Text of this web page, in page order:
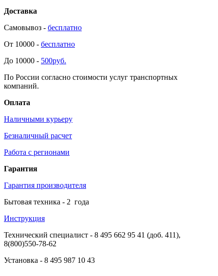
Доставка
Самовывоз - бесплатно
От 10000 - бесплатно
До 10000 - 500руб.
По России согласно стоимости услуг транспортных
компаний.
Оплата
Наличными курьеру
Безналичный расчет
Работа с регионами
Гарантия
Гарантия производителя
Бытовая техника - 2 года
Инструкция
Технический специалист - 8 495 662 95 41 (доб. 411),
8(800)550-78-62
Установка - 8 495 987 10 43